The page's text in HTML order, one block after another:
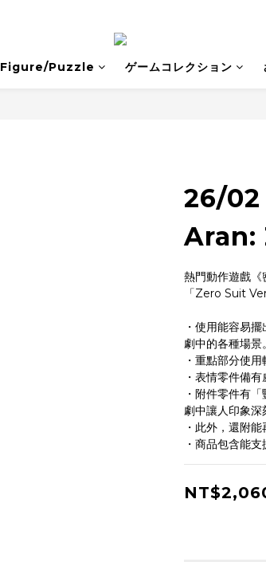
Figure/Puzzle ゲームコレクション
26/
Aran:
熱門動作遊戲《
「Zero Suit
・使用能容易
劇中的各種場景。
・重點部分使
・表情零件備
・附件零件有
劇中讓人印象深
・此外，還附
・商品包含能